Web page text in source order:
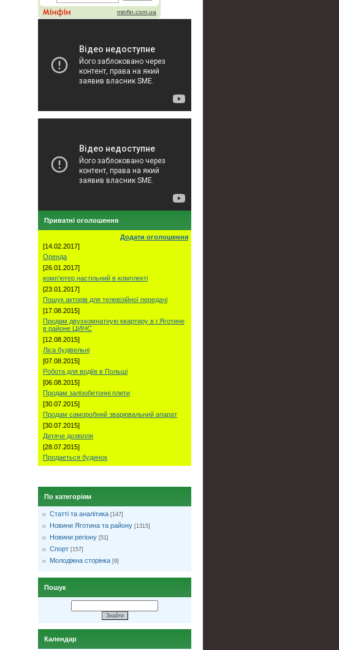
Приватні оголошення
Додати оголошення
[14.02.2017]
Оренда
[26.01.2017]
комп'ютер настільний в комплекті
[23.01.2017]
Пошук акторів для телевізійної передачі
[17.08.2015]
Продам двухкомнатную квартиру в г.Яготине
в районе ЦИНС
[12.08.2015]
Ліса будівельні
[07.08.2015]
Робота для водіїв в Польші
[06.08.2015]
Продам залізобетонні плити
[30.07.2015]
Продам саморобний зварювальний апарат
[30.07.2015]
Дитяче дозвілля
[28.07.2015]
Продаеться будинок
По категоріям
Статті та аналітика [147]
Новини Яготина та району [1315]
Новини регіону [51]
Спорт [157]
Молодіжна сторінка [9]
Пошук
Календар